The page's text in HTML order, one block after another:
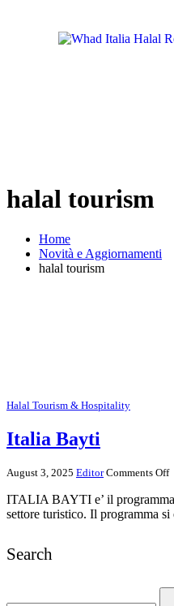
halal tourism
Home
Novità e Aggiornamenti
halal tourism
Halal Tourism & Hospitality
Italia Bayti
August 3, 2025 Editor Comments Off
ITALIA BAYTI e’ il programma
settore turistico. Il programma
Search